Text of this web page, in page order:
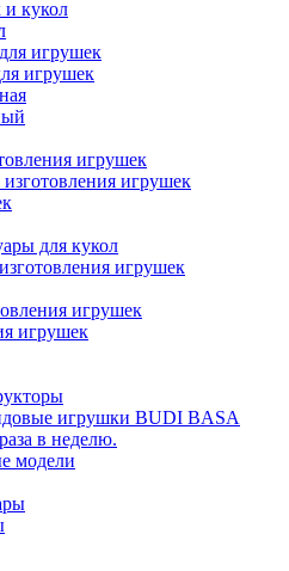
и кукол
игрушек
игрушек
игрушек
игрушек
для кукол
игрушек
игрушек
игрушек
игрушки BUDI BASA
в неделю.
модели